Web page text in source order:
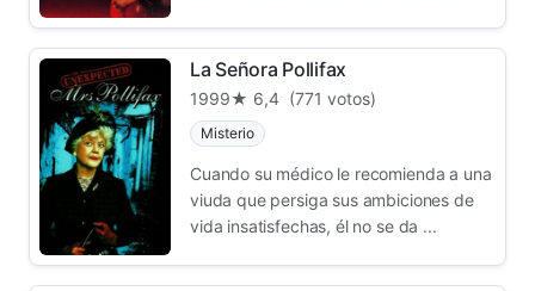
La Señora Pollifax
1999★ 6,4 (771 votos)
Misterio
Cuando su médico le recomienda a una
viuda que persiga sus ambiciones de
vida insatisfechas, él no se da ...